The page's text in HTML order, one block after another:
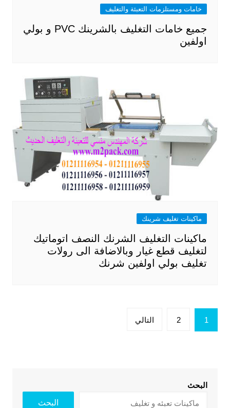
خامات ومستلزمات التعبئة والتغليف
جميع خامات التغليف بالشرينك PVC و بولي
اولفين
ماكينات تغليف شرينك
ماكينات التغليف الشرنك النصف اتوماتيك
لتغليف قطع غيار وبالاضافة الى رولات
تغليف بولي اولفين شرنك
تعدد
صفحات
1
2 التالي
البحث
البحث